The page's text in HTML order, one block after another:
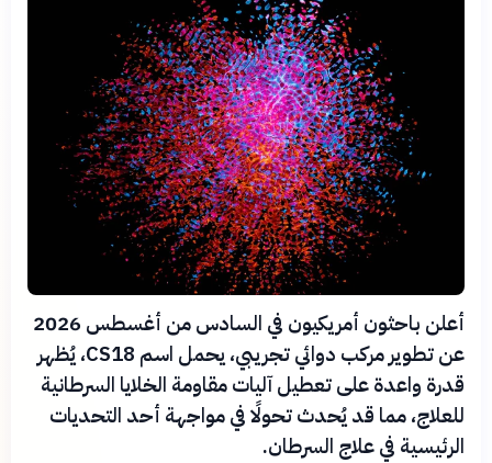
أعلن باحثون أمريكيون في السادس من أغسطس 2026
عن تطوير مركب دوائي تجريبي، يحمل اسم CS18، يُظهر
قدرة واعدة على تعطيل آليات مقاومة الخلايا السرطانية
للعلاج، مما قد يُحدث تحولًا في مواجهة أحد التحديات
الرئيسية في علاج السرطان.